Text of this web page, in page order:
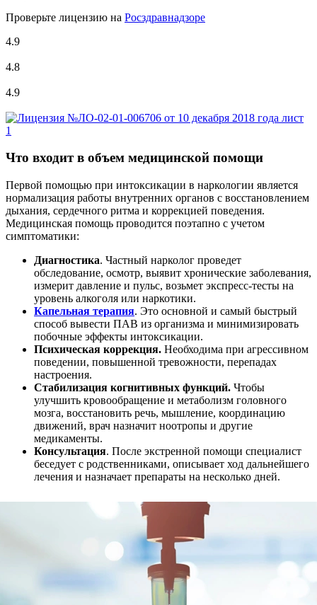
Проверьте лицензию на Росздравнадзоре
4.9
4.8
4.9
Что входит в объем медицинской помощи
Первой помощью при интоксикации в наркологии является
нормализация работы внутренних органов с восстановлением
дыхания, сердечного ритма и коррекцией поведения.
Медицинская помощь проводится поэтапно с учетом
симптоматики:
Диагностика. Частный нарколог проведет
обследование, осмотр, выявит хронические заболевания,
измерит давление и пульс, возьмет экспресс-тесты на
уровень алкоголя или наркотики.
Капельная терапия. Это основной и самый быстрый
способ вывести ПАВ из организма и минимизировать
побочные эффекты интоксикации.
Психическая коррекция. Необходима при агрессивном
поведении, повышенной тревожности, перепадах
настроения.
Стабилизация когнитивных функций. Чтобы
улучшить кровообращение и метаболизм головного
мозга, восстановить речь, мышление, координацию
движений, врач назначит ноотропы и другие
медикаменты.
Консультация. После экстренной помощи специалист
беседует с родственниками, описывает ход дальнейшего
лечения и назначает препараты на несколько дней.